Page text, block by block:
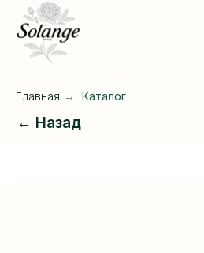
Главная → Каталог
← Назад